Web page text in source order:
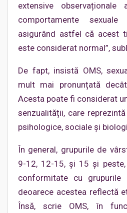
extensive
comportamente
asigurând astfel că acest
este considerat normal”,
De fapt, insistă OMS,
mult mai pronunțată
Acesta poate fi considerat
senzualității, care
psihologice, sociale și
În general, grupurile de
9-12, 12-15, și 15 și
conformitate cu grupurile
deoarece acestea reflectă
Însă, scrie OMS, în